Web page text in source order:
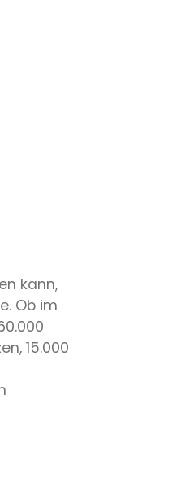
kann,
Ob im
15.000